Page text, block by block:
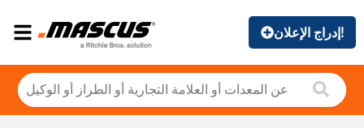
إدراج الإعلان!